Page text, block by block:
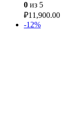
0 из 5
₽11,900.00
-12%